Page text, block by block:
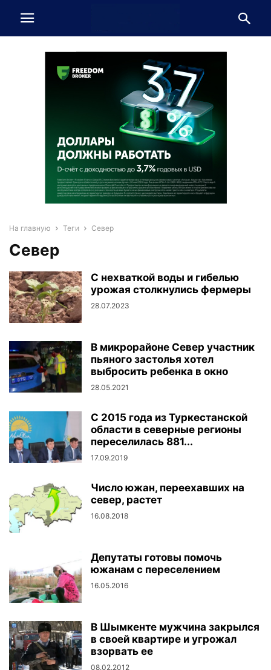
На главную Теги Север
Север
С нехваткой воды и гибелью
урожая столкнулись фермеры
28.07.2023
В микрорайоне Север участник
пьяного застолья хотел
выбросить ребенка в окно
28.05.2021
С 2015 года из Туркестанской
области в северные регионы​
переселилась 881...
17.09.2019
Число южан, переехавших на
север, растет
16.08.2018
Депутаты готовы помочь
южанам с переселением
16.05.2016
В Шымкенте мужчина закрылся
в своей квартире и угрожал
взорвать ее
08.02.2012